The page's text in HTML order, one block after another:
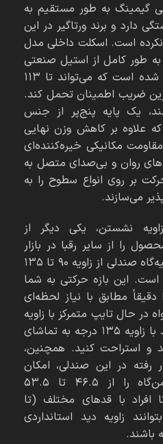
گیمینگ به طور مستقیم به
دارد و برند ورتاگیر در این
است. اسکلت داخلی مدل
SL5800 Audi RS Edition به طور کامل از استیل صنعتی
و فولاد تقویت‌شده ساخته شده است که می‌تواند تا ۱۱۳
ضریب اطمینان تحمل کند.
یک پایه پنج‌پر از جنس
که علاوه بر کاهش وزن نهایی
کیلوگرم، مقاومت مکانیکی خیره‌کننده‌ای
روان و بی‌صدای متصل به
بر روی انواع سطوح را به
می‌سازند.
نشستن، یکی دیگر از
را از سایر رقبا در بازار
متمایز می‌کند؛ جایی که تکیه‌گاه صندلی از زاویه ۹۰ تا ۱۳۵
این بازه حرکتی به شما
مطابق با نیاز لحظه‌ای
حال تایپ متمرکز با زاویه
۹۰ درجه باشید، یا بخواهید با زاویه ۱۳۵ درجه به تماشای
و استراحت کنید. همچنین،
کلاس ۴ به کار رفته در این صندلی، امکان
تنظیم روان ارتفاع نشیمن‌گاه را از ۴۶.۵ تا ۵۳.۵
افراد با قد‌های مختلف (تا
بتوانند زاویه دید استانداردی
باشند.